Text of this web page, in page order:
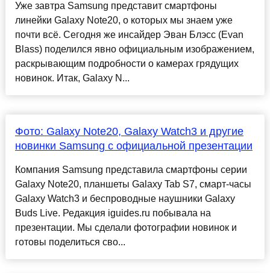
Уже завтра Samsung представит смартфоны
линейки Galaxy Note20, о которых мы знаем уже
почти всё. Сегодня же инсайдер Эван Блэсс (Evan
Blass) поделился явно официальным изображением,
раскрывающим подробности о камерах грядущих
новинок. Итак, Galaxy N...
Фото: Galaxy Note20, Galaxy Watch3 и другие
новинки Samsung с официальной презентации
Компания Samsung представила смартфоны серии
Galaxy Note20, планшеты Galaxy Tab S7, смарт-часы
Galaxy Watch3 и беспроводные наушники Galaxy
Buds Live. Редакция iguides.ru побывала на
презентации. Мы сделали фотографии новинок и
готовы поделиться сво...